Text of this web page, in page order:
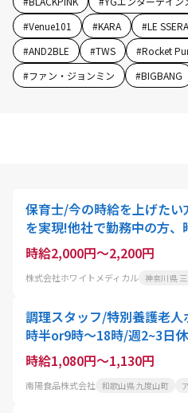
#Venue101 #KARA #LE
#AND2BLE #TWS #Rocket
#ファン・ジョンミン #BIGBANG
保育士/今の時給を上げた
を実現!他社で勤務中の方、
副業OK/扶養内OK
時給2,000円～2,200円
株式会社ホワイトメディカル 神奈川県
調理スタッフ/特別養護老
時半or9時～18時/週2~3日
時給1,080円～1,130円
南陽食品株式会社 和歌山県 九度山町